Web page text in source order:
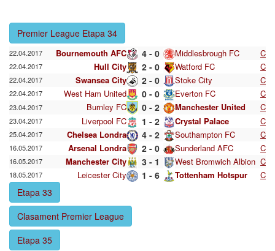
Premier League Etapa 34
22.04.2017 Bournemouth AFC 4 - 0 Middlesbrough FC C
22.04.2017 Hull City 2 - 0 Watford FC C
22.04.2017 Swansea City 2 - 0 Stoke City C
22.04.2017 West Ham United 0 - 0 Everton FC C
23.04.2017 Burnley FC 0 - 2 Manchester United C
23.04.2017 Liverpool FC 1 - 2 Crystal Palace C
25.04.2017 Chelsea Londra 4 - 2 Southampton FC C
16.05.2017 Arsenal Londra 2 - 0 Sunderland AFC C
16.05.2017 Manchester City 3 - 1 West Bromwich Albion C
18.05.2017 Leicester City 1 - 6 Tottenham Hotspur C
Etapa 33
Clasament Premier League
Etapa 35